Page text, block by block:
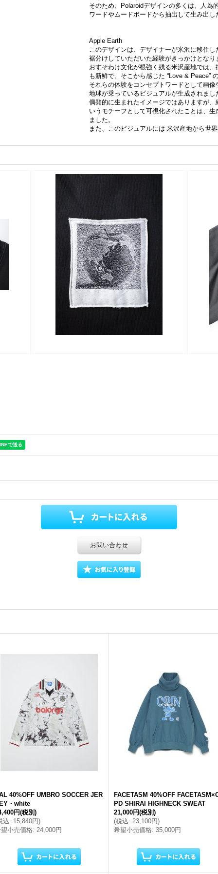
そのため、Polaroidデザインの多くは、人為
ワードやムードボードから抽出して生み出
Apple Earth
このデザインは、デザイナーが米沢に移住
裾分けしていただいた経験がきっかけとなり
おすそわけ文化が根強く残る米沢産地では
も新鮮で、そこから感じた “Love & Peace”
それらの体験をコンセプトワードとして画
地球が乗っているビジュアルが生成されまし
偶発的に生まれたイメージではありますが
いうモチーフとして可視化されたことは、
ました。
また、このビジュアルには 米沢産地から世
お問い合わせ
40%OFF UMBRO SOCCER JER
・white
円(税別)
込: 15,840円)
小売価格: 24,000円
FACETASM 40%OFF
PD SHIRAI HIGHNECK SWEAT
21,000円(税別)
(税込: 23,100円)
希望小売価格: 35,000円